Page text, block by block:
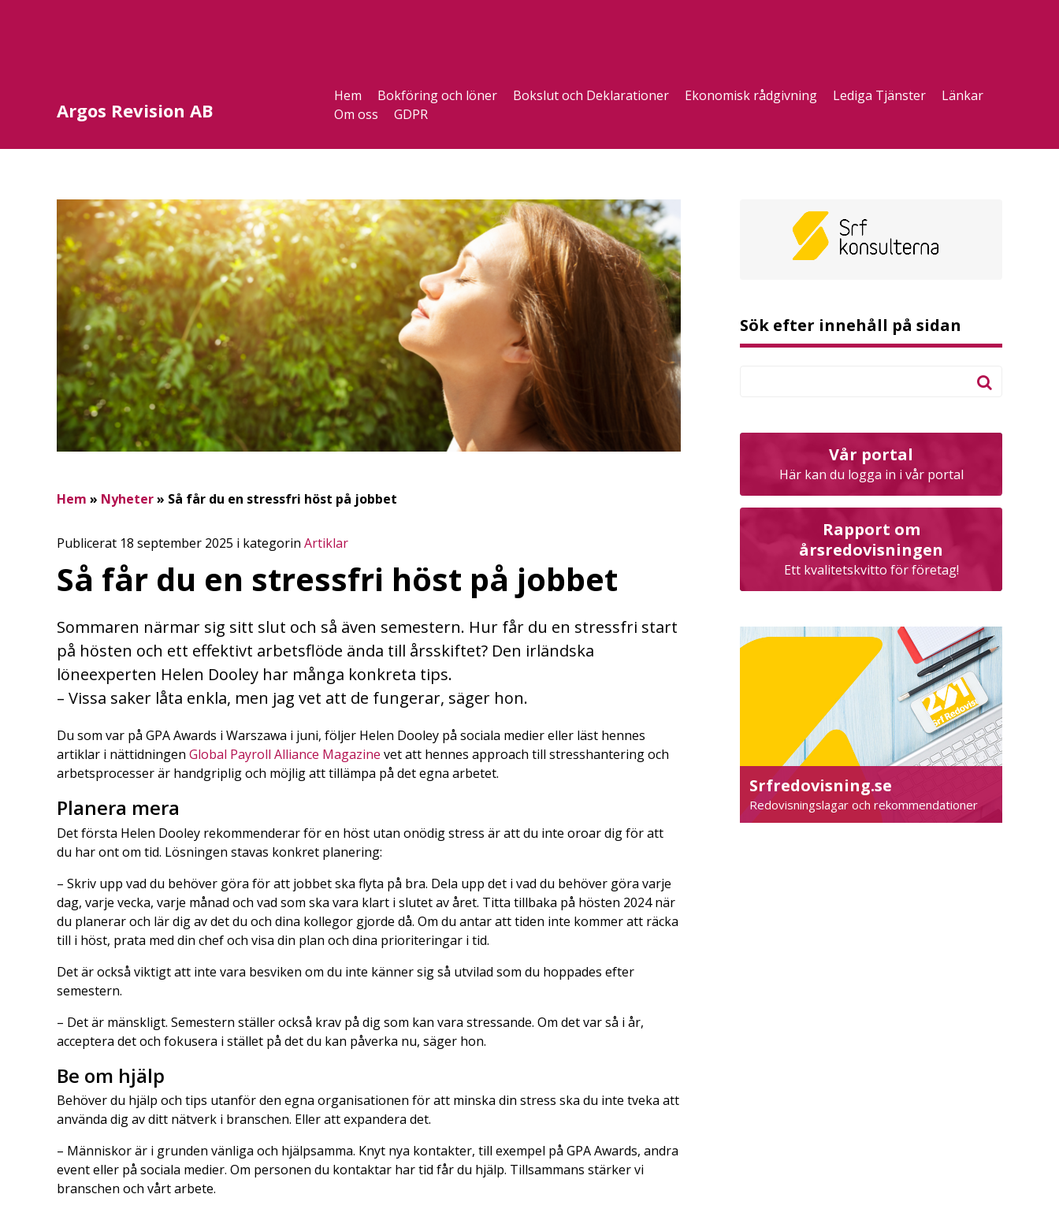
Argos Revision AB
Hem Bokföring och löner Bokslut och Deklarationer Ekonomisk rådgivning Lediga Tjänster
Länkar
Om oss
GDPR
Hem » Nyheter» Så får du en stressfri höst på jobbet
Publicerat 18 september 2025 i kategorin Artiklar
Så får du en stressfri höst på jobbet
Sommaren närmar sig sitt slut och så även semestern. Hur får du en stressfri start
på hösten och ett effektivt arbetsflöde ända till årsskiftet? Den irländska
löneexperten Helen Dooley har många konkreta tips.
– Vissa saker låta enkla, men jag vet att de fungerar, säger hon.
Du som var på GPA Awards i Warszawa i juni, följer Helen Dooley på sociala medier eller läst hennes
artiklar i nättidningen Global Payroll Alliance Magazine vet att hennes approach till stresshantering och
arbetsprocesser är handgriplig och möjlig att tillämpa på det egna arbetet.
Planera mera
Det första Helen Dooley rekommenderar för en höst utan onödig stress är att du inte oroar dig för att
du har ont om tid. Lösningen stavas konkret planering:
– Skriv upp vad du behöver göra för att jobbet ska flyta på bra. Dela upp det i vad du behöver göra varje
dag, varje vecka, varje månad och vad som ska vara klart i slutet av året. Titta tillbaka på hösten 2024 när
du planerar och lär dig av det du och dina kollegor gjorde då. Om du antar att tiden inte kommer att räcka
till i höst, prata med din chef och visa din plan och dina prioriteringar i tid.
Det är också viktigt att inte vara besviken om du inte känner sig så utvilad som du hoppades efter
semestern.
– Det är mänskligt. Semestern ställer också krav på dig som kan vara stressande. Om det var så i år,
acceptera det och fokusera i stället på det du kan påverka nu, säger hon.
Be om hjälp
Behöver du hjälp och tips utanför den egna organisationen för att minska din stress ska du inte tveka att
använda dig av ditt nätverk i branschen. Eller att expandera det.
– Människor är i grunden vänliga och hjälpsamma. Knyt nya kontakter, till exempel på GPA Awards, andra
event eller på sociala medier. Om personen du kontaktar har tid får du hjälp. Tillsammans stärker vi
branschen och vårt arbete.
Sök efter innehåll på sidan
Vår portal
Här kan du logga in i vår portal
Rapport om
årsredovisningen
Ett kvalitetskvitto för företag!
Srfredovisning.se
Redovisningslagar och rekommendationer